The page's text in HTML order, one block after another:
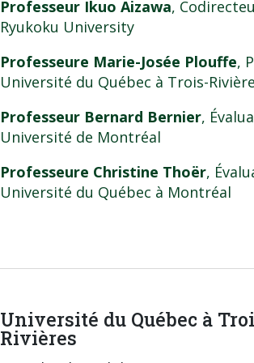
Professeur Ikuo Aizawa,
Ryukoku University
Professeure Marie-Josée Plouffe,
Université du Québec à Trois-
Professeur Bernard Bernier,
Université de Montréal
Professeure Christine Thoër,
Université du Québec à Montréal
Université du Québec à
Rivières